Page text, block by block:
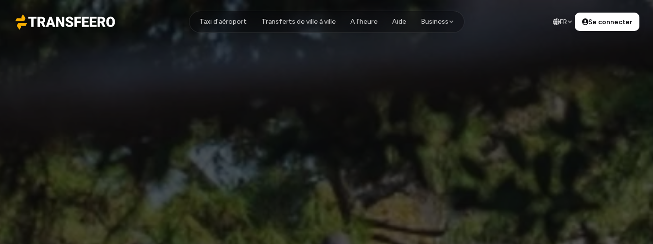
Transfeero
Taxi d’aéroport Transferts de ville à ville A l’heure Aide Business FR Se connecter